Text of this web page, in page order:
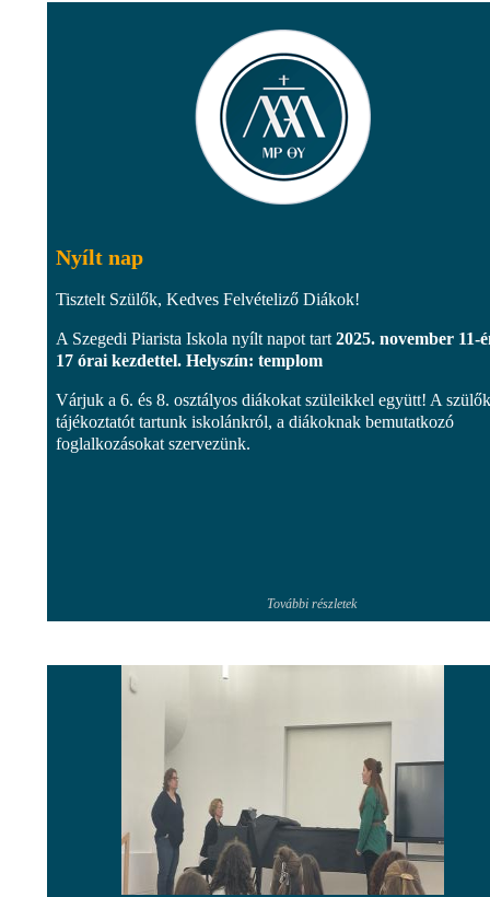
Nyílt nap
Tisztelt Szülők, Kedves Felvételiző Diákok!
A Szegedi Piarista Iskola nyílt napot tart 2025. november 11-
17 órai kezdettel. Helyszín: templom
Várjuk a 6. és 8. osztályos diákokat szüleikkel együtt! A
tájékoztatót tartunk iskolánkról, a diákoknak bemutatkozó
foglalkozásokat szervezünk.
További részletek